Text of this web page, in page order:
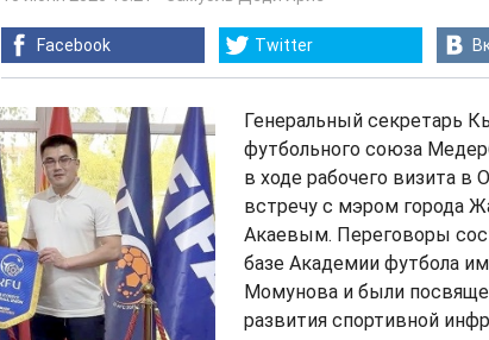
Facebook Twitter
Генеральный секретарь
футбольного союза
в ходе рабочего визита в
встречу с мэром города
Акаевым. Переговоры
базе Академии футбола
Момунова и были
развития спортивной